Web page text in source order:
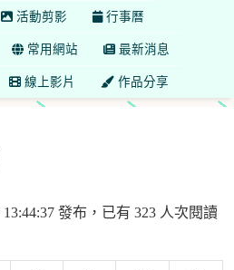
活動剪影 行事曆
常用網站 最新消息
線上影片 作品分享
13:44:37 發布，已有 323 人次閱讀